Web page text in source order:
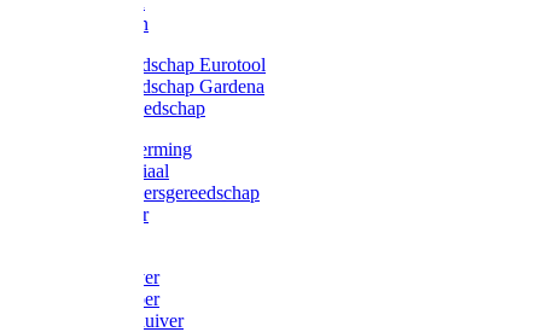
Hooiharken
Handgereedschap Eurotool
Handgereedschap Gardena
Kindergereedschap
Kniebescherming
Afzetmateriaal
Stratenmakersgereedschap
Straathamer
Mestschuiver
Mestschraper
Sneeuwschuiver